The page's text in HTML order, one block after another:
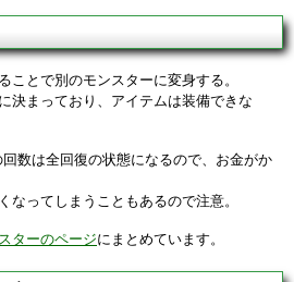
ことで別のモンスターに変身する。
決まっており、アイテムは装備できな
数は全回復の状態になるので、お金がか
なってしまうこともあるので注意。
ターのページにまとめています。